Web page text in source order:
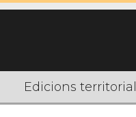
Edicions